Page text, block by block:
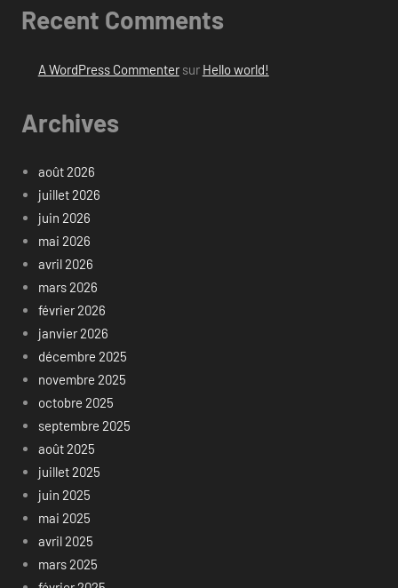
Recent Comments
A WordPress Commentersur Hello world!
Archives
août 2026
juillet 2026
juin 2026
mai 2026
avril 2026
mars 2026
février 2026
janvier 2026
décembre 2025
novembre 2025
octobre 2025
septembre 2025
août 2025
juillet 2025
juin 2025
mai 2025
avril 2025
mars 2025